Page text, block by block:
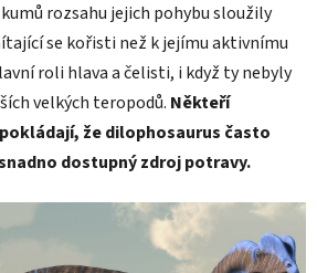
rozsahu jejich pohybu sloužily
se kořisti než k jejímu aktivnímu
roli hlava a čelisti, i když ty nebyly
velkých teropodů. Někteří
že dilophosaurus často
dostupný zdroj potravy.